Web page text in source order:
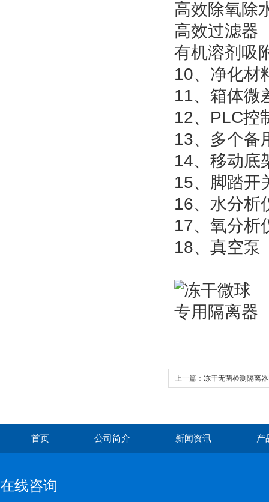
高效除氧除
高效过滤器
有机溶剂吸
10、净化材
11、箱体微
12、 PLC控
13、多个备
14、移动底
15、脚踏开
16、水分析
17、氧分析
18、真空泵
上一篇： 冻干无菌检测隔离
首页 公司简介 新闻资讯 产
在线咨询